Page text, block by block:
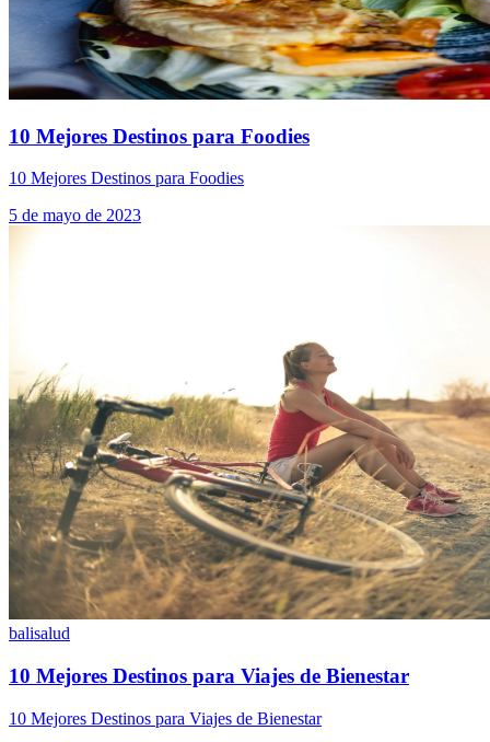
10 Mejores Destinos para Foodies
10 Mejores Destinos para Foodies
5 de mayo de 2023
balisalud
10 Mejores Destinos para Viajes de Bienestar
10 Mejores Destinos para Viajes de Bienestar